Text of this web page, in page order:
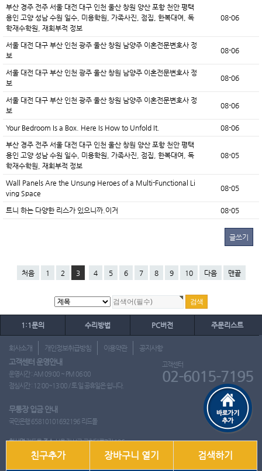
부산 경주 전주 서울 대전 대구 인천 울산 창원 양산 포항 천안 평택
용인 고양 성남 수원 일수, 미용학원, 가족사진, 점집, 한복대여, 독
학재수학원, 재회부적 정보
08-06
서울 대전 대구 부산 인천 광주 울산 창원 남양주 이혼전문변호사 정
보
08-06
서울 대전 대구 부산 인천 광주 울산 창원 남양주 이혼전문변호사 정
보
08-06
서울 대전 대구 부산 인천 광주 울산 창원 남양주 이혼전문변호사 정
보
08-06
Your Bedroom Is a Box. Here Is How to Unfold It. 08-06
부산 경주 전주 서울 대전 대구 인천 울산 창원 양산 포항 천안 평택
용인 고양 성남 수원 일수, 미용학원, 가족사진, 점집, 한복대여, 독
학재수학원, 재회부적 정보
08-05
Wall Panels Are the Unsung Heroes of a Multi-Functional Li
ving Space
08-05
트니 하는 다양한 리스가 있으니까.이거 08-05
글쓰기
처음 1 2 3 4 5 6 7 8 9 10 다음 맨끝
1:1문의 수리방법 PC버전 주문리스트
회사소개 개인정보취급방침 이용약관 공지사항
고객센터 운영안내
운영시간 : AM 09:00 ~ PM 06:00
점심시간 : 12:00~13:00 / 토.일.공휴일은 쉽니다.
고객센터
02-6015-7195
무통장 입금 안내
국민은행 65810101692196 리드몰
회사명리드몰주소서울 강서구 국회대로7길 126
사업자 등록번호412-10-97537 이영은전화02-6015-7195
친구추가 장바구니 열기 검색하기